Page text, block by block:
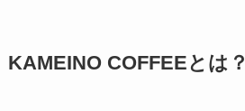
KAMEINO COFFEEとは？